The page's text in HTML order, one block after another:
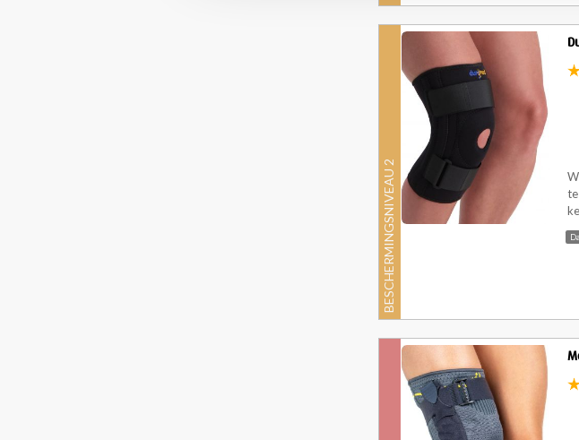
BESCHERMINGSNIVEAU 2